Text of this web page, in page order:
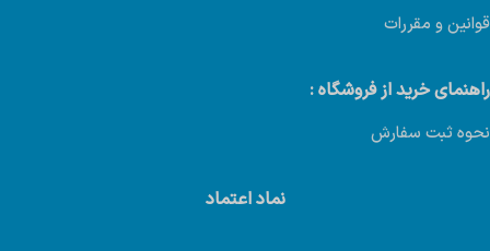
قوانین و مقررات
راهنمای خرید از فروشگاه :
نحوه ثبت سفارش
نماد اعتماد